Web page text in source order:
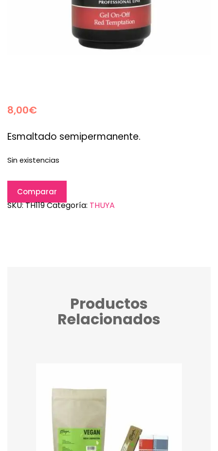
8,00€
Esmaltado semipermanente.
Sin existencias
Comparar
SKU:TH119Categoría: THUYA
Productos
Relacionados